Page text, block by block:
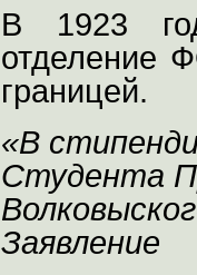
В 1923
отделение
границей.
«В
Студента
Заявление